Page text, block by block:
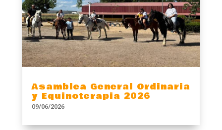
Asamblea General Ordinaria
y Equinoterapia 2026
09/06/2026